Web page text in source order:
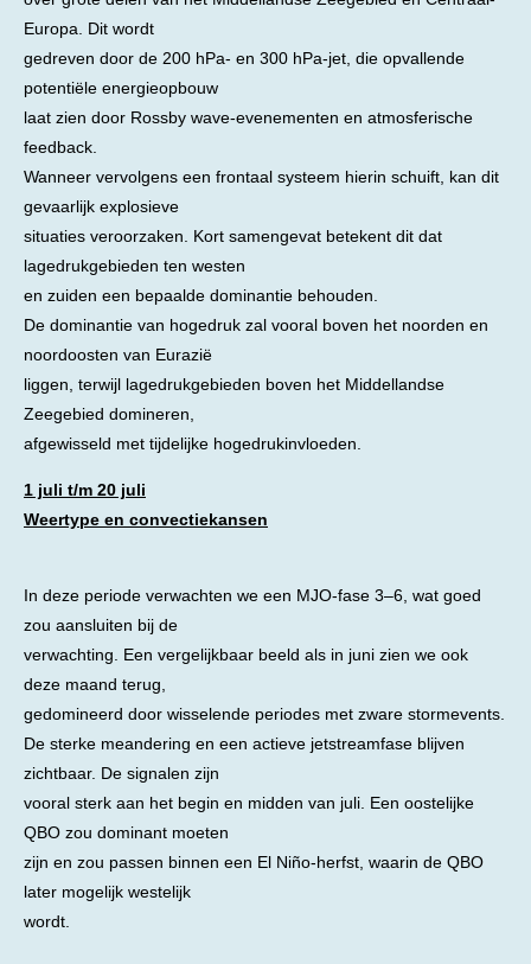
Europa. Dit wordt
gedreven door de 200 hPa- en 300 hPa-jet, die opvallende
potentiële energieopbouw
laat zien door Rossby wave-evenementen en atmosferische
feedback.
Wanneer vervolgens een frontaal systeem hierin schuift, kan dit
gevaarlijk explosieve
situaties veroorzaken. Kort samengevat betekent dit dat
lagedrukgebieden ten westen
en zuiden een bepaalde dominantie behouden.
De dominantie van hogedruk zal vooral boven het noorden en
noordoosten van Eurazië
liggen, terwijl lagedrukgebieden boven het Middellandse
Zeegebied domineren,
afgewisseld met tijdelijke hogedrukinvloeden.
1 juli t/m 20 juli
Weertype en convectiekansen
In deze periode verwachten we een MJO-fase 3–6, wat goed
zou aansluiten bij de
verwachting. Een vergelijkbaar beeld als in juni zien we ook
deze maand terug,
gedomineerd door wisselende periodes met zware stormevents.
De sterke meandering en een actieve jetstreamfase blijven
zichtbaar. De signalen zijn
vooral sterk aan het begin en midden van juli. Een oostelijke
QBO zou dominant moeten
zijn en zou passen binnen een El Niño-herfst, waarin de QBO
later mogelijk westelijk
wordt.